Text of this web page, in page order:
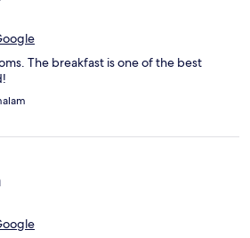
The breakfast is one of the best